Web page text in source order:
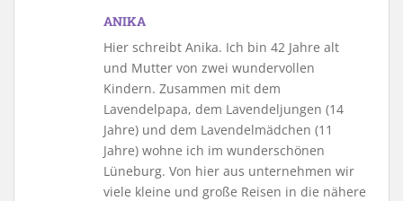
ANIKA
Hier schreibt Anika. Ich bin 42 Jahre alt
und Mutter von zwei wundervollen
Kindern. Zusammen mit dem
Lavendelpapa, dem Lavendeljungen (14
Jahre) und dem Lavendelmädchen (11
Jahre) wohne ich im wunderschönen
Lüneburg. Von hier aus unternehmen wir
viele kleine und große Reisen in die nähere